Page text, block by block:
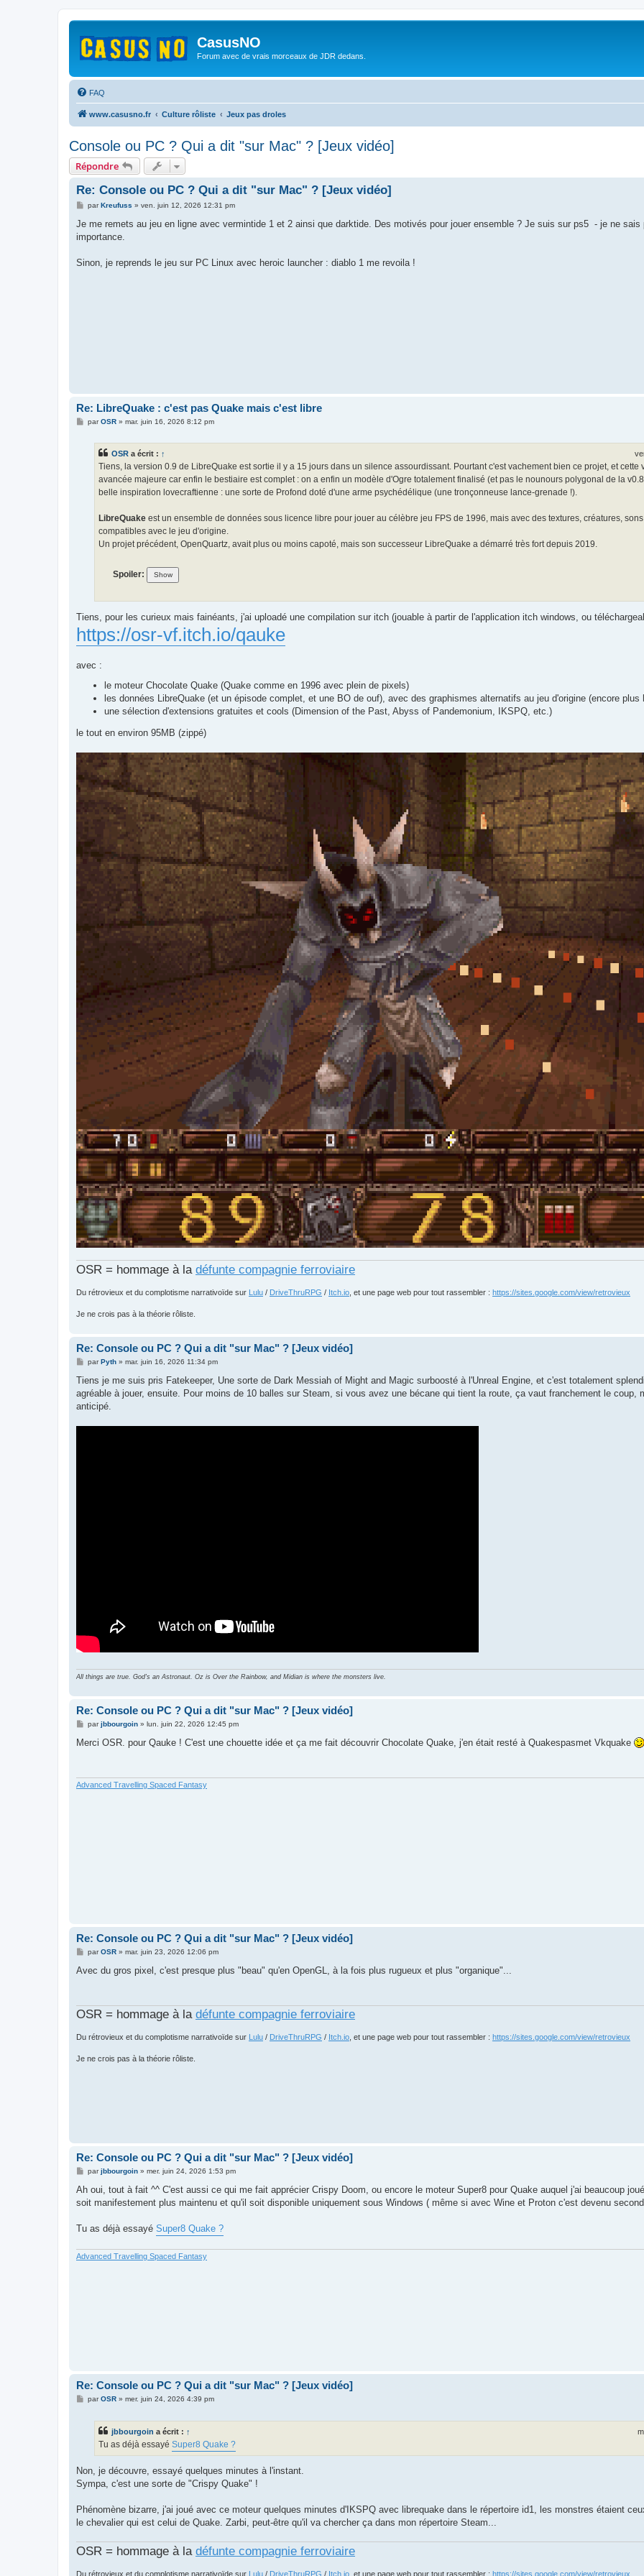
CasusNO
Forum avec de vrais morceaux de JDR dedans.
FAQ
www.casusno.fr Culture rôliste Jeux pas droles
Console ou PC ? Qui a dit "sur Mac" ? [Jeux vidéo]
Répondre
Re: Console ou PC ? Qui a dit "sur Mac" ? [Jeux vidéo]
M
s
a
parKreufuss » ven. juin 12, 2026 12:31 pm
Je me remets au jeu en ligne avec vermintide 1 et 2 ainsi que darktide. Des motivés pour jouer ensemble ? Je suis sur ps5 - je ne
importance.
Sinon, je reprends le jeu sur PC Linux avec heroic launcher : diablo 1 me revoila !
Re: LibreQuake : c'est pas Quake mais c'est libre
MparOSR» mar. juin 16, 2026 8:12 pm
OSR a écrit : ↑
Tiens, la version 0.9 de LibreQuake est sortie il y a 15 jours dans un silence assourdissant. Pourtant c'est vachement bien ce projet, et cette
avancée majeure car enfin le bestiaire est complet : on a enfin un modèle d'Ogre totalement finalisé (et pas le nounours polygonal de la
belle inspiration lovecraftienne : une sorte de Profond doté d'une arme psychédélique (une tronçonneuse lance-grenade !).
LibreQuake est un ensemble de données sous licence libre pour jouer au célèbre jeu FPS de 1996, mais avec des textures, créatures,
compatibles avec le jeu d'origine.
Un projet précédent, OpenQuartz, avait plus ou moins capoté, mais son successeur LibreQuake a démarré très fort depuis 2019.
Spoiler:
Tiens, pour les curieux mais fainéants, j'ai uploadé une compilation sur itch (jouable à partir de l'application itch windows, ou
https://osr-vf.itch.io/qauke
avec :
le moteur Chocolate Quake (Quake comme en 1996 avec plein de pixels)
les données LibreQuake (et un épisode complet, et une BO de ouf), avec des graphismes alternatifs au jeu d'origine (encore plus
une sélection d'extensions gratuites et cools (Dimension of the Past, Abyss of Pandemonium, IKSPQ, etc.)
le tout en environ 95MB (zippé)
OSR = hommage à la défunte compagnie ferroviaire
Du rétrovieux et du complotisme narrativoïde sur Lulu / DriveThruRPG / Itch.io , et une page web pour tout rassembler : https://sites.google.com/view/retrovieux
Je ne crois pas à la théorie rôliste.
Re: Console ou PC ? Qui a dit "sur Mac" ? [Jeux vidéo]
M
s
a
g
parPyth» mar. juin 16, 2026 11:34 pm
Tiens je me suis pris Fatekeeper, Une sorte de Dark Messiah of Might and Magic surboosté à l'Unreal Engine, et c'est totalement
agréable à jouer, ensuite. Pour moins de 10 balles sur Steam, si vous avez une bécane qui tient la route, ça vaut franchement le coup,
anticipé.
All things are true. God's an Astronaut. Oz is Over the Rainbow, and Midian is where the monsters live.
Re: Console ou PC ? Qui a dit "sur Mac" ? [Jeux vidéo]
M
s
parjbbourgoin» lun. juin 22, 2026 12:45 pm
Merci OSR. pour Qauke ! C'est une chouette idée et ça me fait découvrir Chocolate Quake, j'en était resté à Quakespasmet Vkquake
Advanced Travelling Spaced Fantasy
Re: Console ou PC ? Qui a dit "sur Mac" ? [Jeux vidéo]
M
s
parOSR» mar. juin 23, 2026 12:06 pm
Avec du gros pixel, c'est presque plus "beau" qu'en OpenGL, à la fois plus rugueux et plus "organique"...
OSR = hommage à la défunte compagnie ferroviaire
Du rétrovieux et du complotisme narrativoïde sur Lulu / DriveThruRPG / Itch.io , et une page web pour tout rassembler : https://sites.google.com/view/retrovieux
Je ne crois pas à la théorie rôliste.
Re: Console ou PC ? Qui a dit "sur Mac" ? [Jeux vidéo]
M
s
a
parjbbourgoin» mer. juin 24, 2026 1:53 pm
Ah oui, tout à fait ^^ C'est aussi ce qui me fait apprécier Crispy Doom, ou encore le moteur Super8 pour Quake auquel j'ai beaucoup
soit manifestement plus maintenu et qu'il soit disponible uniquement sous Windows ( même si avec Wine et Proton c'est devenu
Tu as déjà essayé Super8 Quake ?
Advanced Travelling Spaced Fantasy
Re: Console ou PC ? Qui a dit "sur Mac" ? [Jeux vidéo]
MparOSR» mer. juin 24, 2026 4:39 pm
jbbourgoin a écrit : ↑
Tu as déjà essayé Super8 Quake ?
Non, je découvre, essayé quelques minutes à l'instant.
Sympa, c'est une sorte de "Crispy Quake" !
Phénomène bizarre, j'ai joué avec ce moteur quelques minutes d'IKSPQ avec librequake dans le répertoire id1, les monstres étaient
le chevalier qui est celui de Quake. Zarbi, peut-être qu'il va chercher ça dans mon répertoire Steam...
OSR = hommage à la défunte compagnie ferroviaire
Du rétrovieux et du complotisme narrativoïde sur Lulu / DriveThruRPG / Itch.io , et une page web pour tout rassembler : https://sites.google.com/view/retrovieux